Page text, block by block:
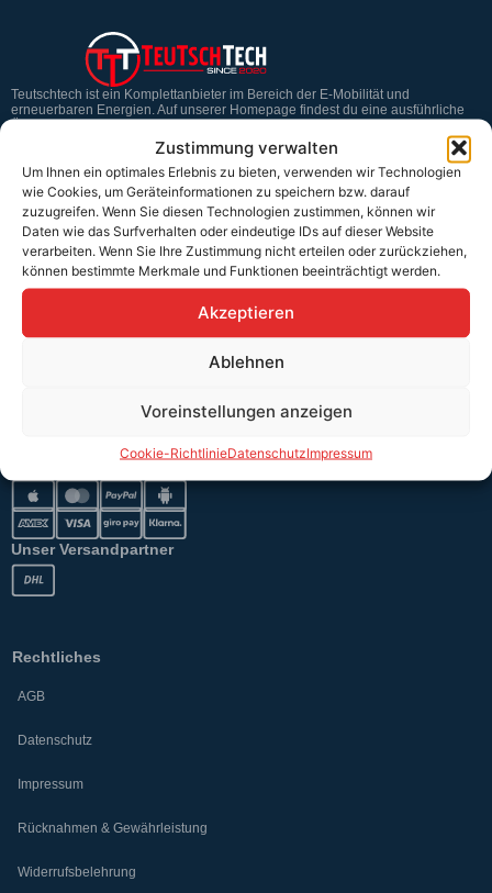
Zustimmung verwalten
Um Ihnen ein optimales Erlebnis zu bieten, verwenden wir Technologien
wie Cookies, um Geräteinformationen zu speichern bzw. darauf
zuzugreifen. Wenn Sie diesen Technologien zustimmen, können wir
Daten wie das Surfverhalten oder eindeutige IDs auf dieser Website
verarbeiten. Wenn Sie Ihre Zustimmung nicht erteilen oder zurückziehen,
können bestimmte Merkmale und Funktionen beeinträchtigt werden.
Akzeptieren
Ablehnen
Voreinstellungen anzeigen
Cookie-RichtlinieDatenschutzImpressum
Teutschtech ist ein Komplettanbieter im Bereich der E-Mobilität und
erneuerbaren Energien. Auf unserer Homepage findest du eine ausführliche
Service & Hilfe
Kontakt
Widerrufsbelehrung
Rücknahmen & Gewährleistung
Sicher bezahlen
Unser Versandpartner
Rechtliches
AGB
Datenschutz
Impressum
Rücknahmen & Gewährleistung
Widerrufsbelehrung